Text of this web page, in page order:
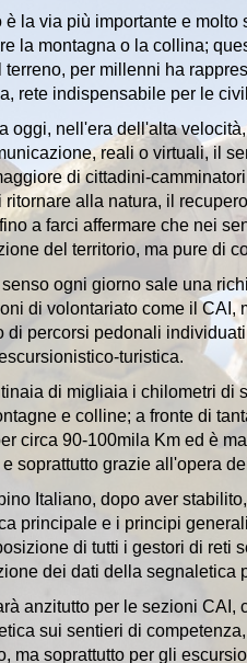
è la via più importante e
la montagna o la collina;
terreno, per millenni ha
rete indispensabile per le
oggi, nell'era dell'alta
reali o virtuali, il
di cittadini-
ritornare alla natura, il
a farci affermare che nei
del territorio, ma pure di
senso ogni giorno sale una
di volontariato come il CAI,
di percorsi pedonali
turistica.
di migliaia i chilometri di
e colline; a fronte di
circa 90-100mila Km ed è
soprattutto grazie all'opera
Italiano, dopo aver
principale e i principi
di tutti i gestori di reti
dei dati della
anzitutto per le sezioni
sui sentieri di
ma soprattutto per gli